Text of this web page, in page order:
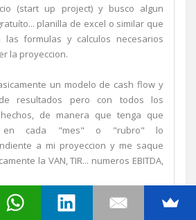
(start up project) y busco algun
planilla de excel o similar que
las formulas y calculos necesarios
la proyeccion.
un modelo de cash flow y
resultados pero con todos los
de manera que tenga que
en cada "mes" o "rubro" lo
a mi proyeccion y me saque
la VAN, TIR... numeros EBITDA,
conoce o sabe estaré mas que